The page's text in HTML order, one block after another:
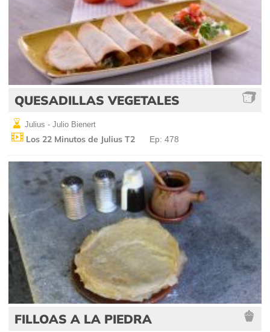
QUESADILLAS VEGETALES
Julius - Julio Bienert
Los 22 Minutos de Julius T2 Ep: 478
FILLOAS A LA PIEDRA